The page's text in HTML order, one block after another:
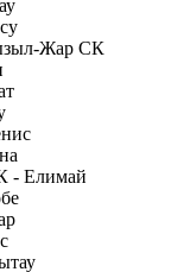
Жар СК
- Елимай